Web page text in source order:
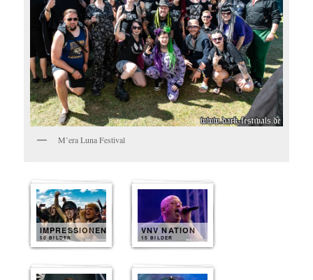
M’era Luna Festival
IMPRESSIONEN
50 BILDER
VNV NATION
15 BILDER